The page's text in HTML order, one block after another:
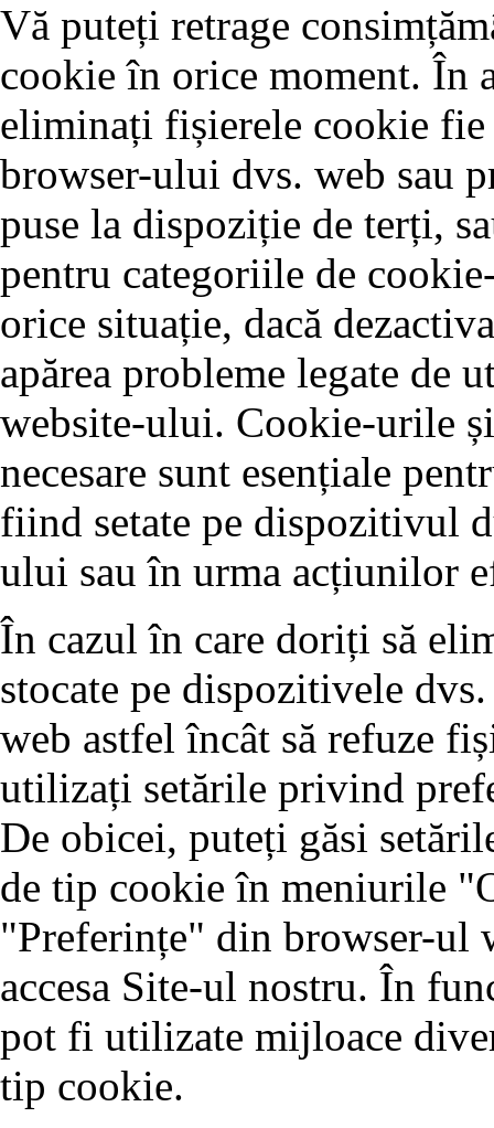
Vă puteți retrage
cookie în orice moment. În
eliminați fișierele cookie
browser-ului dvs. web sau
puse la dispoziție de terți,
pentru categoriile de
orice situație, dacă
apărea probleme legate de
website-ului. Cookie-urile
necesare sunt esențiale
fiind setate pe dispozitivul
ului sau în urma acțiunilor
În cazul în care doriți să
stocate pe dispozitivele
web astfel încât să refuze
utilizați setările privind
De obicei, puteți găsi
de tip cookie în meniurile
"Preferințe" din browser-ul
accesa Site-ul nostru. În
pot fi utilizate mijloace
tip cookie.